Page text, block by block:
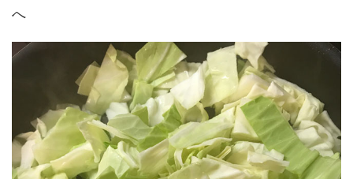
へ